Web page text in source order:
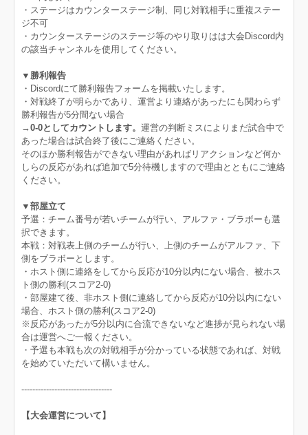
・ステージはカウンターステージ制、同じ対戦相手に重複ステー
ジ不可
・カウンターステージのステージ等のやり取りはは大会Discord内
の該当チャンネルを使用してください。
▼勝利報告
・Discordにて勝利報告フォームを掲載いたします。
・対戦終了が明らかであり、運営より連絡があったにも関わらず
勝利報告が5分間ない場合
→0‐0としてカウントします。 運営の判断ミスによりまだ試合中で
あった場合は試合終了後にご連絡ください。
そのほか勝利報告ができない理由があればリアクションなど何か
しらの反応があれば追加で5分待機しますので理由とともにご連絡
ください。
▼部屋立て
予選：チーム番号が若いチームが行い、アルファ・ブラボーも選
択できます。
本戦：対戦表上側のチームが行い、上側のチームがアルファ、下
側をブラボーとします。
・ホスト側に連絡をしてから反応が10分以内にない場合、被ホス
ト側の勝利(スコア2-0)
・部屋建て後、非ホスト側に連絡してから反応が10分以内にない
場合、ホスト側の勝利(スコア2-0)
※反応があったが5分以内に合流できないなど進捗が見られない場
合は運営へご一報ください。
・予選も本戦も次の対戦相手が分かっている状態であれば、対戦
を始めていただいて構いません。
---------------------------------
【大会運営について】